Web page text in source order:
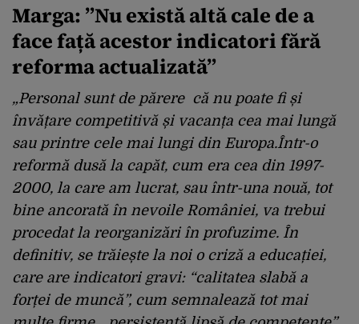
Marga: ”Nu există altă cale de a
face față acestor indicatori fără
reforma actualizată”
„Personal sunt de părere că nu poate fi și
învățare competitivă și vacanța cea mai lungă
sau printre cele mai lungi din Europa.Într-o
reformă dusă la capăt, cum era cea din 1997-
2000, la care am lucrat, sau într-una nouă, tot
bine ancorată în nevoile României, va trebui
procedat la reorganizări în profuzime. În
definitiv, se trăiește la noi o criză a educației,
care are indicatori gravi: “calitatea slabă a
forței de muncă”, cum semnalează tot mai